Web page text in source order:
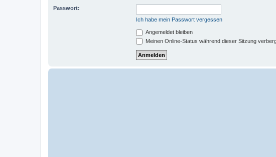
Passwort:
Ich habe mein Passwort vergessen
Angemeldet bleiben
Meinen Online-Status während dieser Sitzung